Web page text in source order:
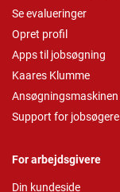
Se evalueringer
Opret profil
Apps til jobsøgning
Kaares Klumme
Ansøgningsmaskinen
Support for jobsøgere
For arbejdsgivere
Din kundeside